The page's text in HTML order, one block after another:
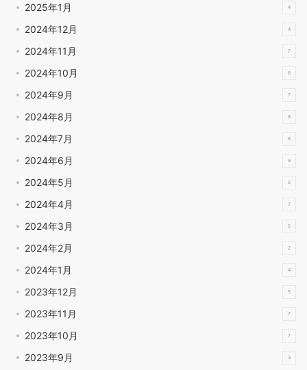
2025年1月 4
2024年12月 4
2024年11月 7
2024年10月 6
2024年9月 7
2024年8月 8
2024年7月 8
2024年6月 9
2024年5月 5
2024年4月 7
2024年3月 5
2024年2月 2
2024年1月 4
2023年12月 5
2023年11月 7
2023年10月 7
2023年9月 3